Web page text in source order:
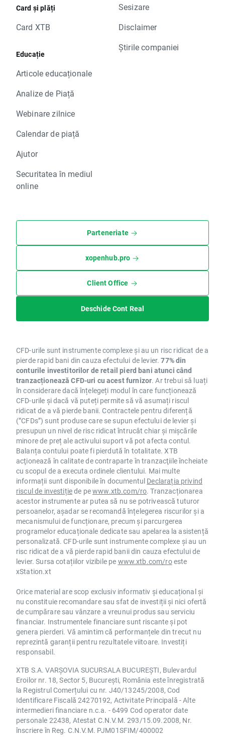
Card și plăți
Card XTB
Educație
Articole educaționale
Analize de Piață
Webinare zilnice
Calendar de piață
Ajutor
Securitatea în mediul
online
Sesizare
Disclaimer
Știrile companiei
Parteneriate
xopenhub.pro
Client Office
Deschide Cont Real
CFD-urile sunt instrumente complexe și au un risc ridicat de a
pierde rapid bani din cauza efectului de levier.77% din
conturile investitorilor de retail pierd bani atunci când
tranzacționează CFD-uri cu acest furnizor. Ar trebui să luați
în considerare dacă înțelegeți modul în care funcționează
CFD-urile și dacă vă puteți permite să vă asumați riscul
ridicat de a vă pierde banii. Contractele pentru diferență
(”CFDs”) sunt produse care se supun efectului de levier și
presupun un nivel de risc ridicat întrucât chiar și mișcările
minore de preț ale activului suport vă pot afecta contul.
Balanța contului poate fi pierdută în totalitate. XTB
acţionează în calitate de contraparte în tranzacţiile încheiate
cu scopul de a executa ordinele clientului. Mai multe
informații sunt disponibile în documentul Declarația privind
riscul de investițiede pewww.xtb.com/ro. Tranzacționarea
acestor instrumente ar putea să nu se potrivească tuturor
persoanelor, așadar se recomandă înțelegerea riscurilor și a
mecanismului de funcționare, precum și parcurgerea
programelor educaționale dedicate sau apelarea la asistență
personalizată. CFD-urile sunt instrumente complexe și au un
risc ridicat de a vă pierde rapid banii din cauza efectului de
levier. Sursa cotațiilor vizibile pe www.xtb.com/roeste
xStation.xt
Orice material are scop exclusiv informativ și educațional și
nu constituie recomandare sau sfat de investiții și nici ofertă
de cumpărare sau vânzare a vreunui produs sau serviciu
financiar. Instrumentele financiare sunt riscante și pot
genera pierderi. Vă amintim că performanțele din trecut nu
reprezintă garanții pentru rezultatele viitoare. Investiți
responsabil.
XTB S.A. VARȘOVIA SUCURSALA BUCUREȘTI, Bulevardul
Eroilor nr. 18, Sector 5, București, România este înregistrată
la Registrul Comerțului cu nr. J40/13245/2008, Cod
Identificare Fiscală 24270192, Activitate Principală - Alte
intermedieri financiare n.c.a. - 6499 Cod operator date
personale 22438, Atestat C.N.V.M. 293/15.09.2008, Nr.
înscriere în Reg. C.N.V.M. PJM01SFIM/400002